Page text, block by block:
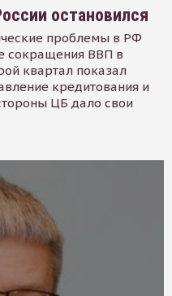
остановился
проблемы в РФ
сокращения ВВП в
квартал показал
кредитования и
ЦБ дало свои